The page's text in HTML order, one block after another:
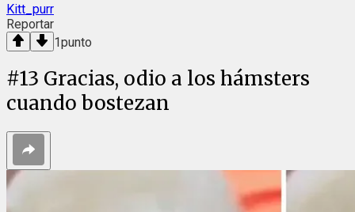
Kitt_purr
Reportar
1punto
#13 Gracias, odio a los hámsters
cuando bostezan